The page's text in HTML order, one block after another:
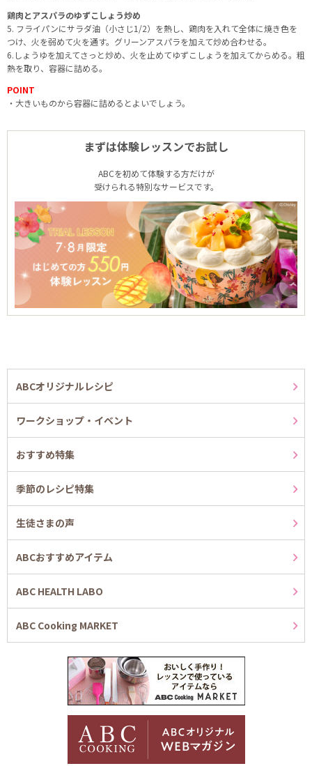
鶏肉とアスパラのゆずこしょう炒め
5. フライパンにサラダ油（小さじ1/2）を熱し、鶏肉を入れて全体に焼き色を
つけ、火を弱めて火を通す。グリーンアスパラを加えて炒め合わせる。
6.しょうゆを加えてさっと炒め、火を止めてゆずこしょうを加えてからめる。粗
熱を取り、容器に詰める。
POINT
・大きいものから容器に詰めるとよいでしょう。
まずは体験レッスンでお試し
ABCを初めて体験する方だけが
受けられる特別なサービスです。
ABCオリジナルレシピ
ワークショップ・イベント
おすすめ特集
季節のレシピ特集
生徒さまの声
ABCおすすめアイテム
ABC HEALTH LABO
ABC Cooking MARKET